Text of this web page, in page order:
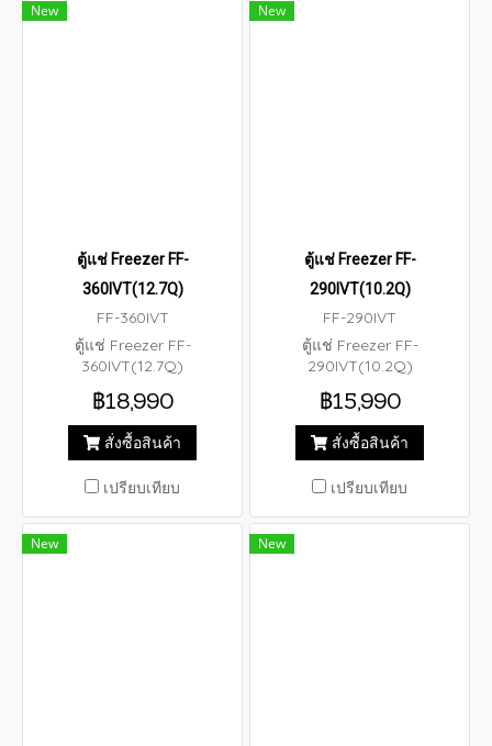
New
ตู้แช่ Freezer FF-
360IVT(12.7Q)
FF-360IVT
ตู้แช่ Freezer FF-
360IVT(12.7Q)
฿18,990
สั่งซื้อสินค้า
เปรียบเทียบ
New
ตู้แช่ Freezer FF-
290IVT(10.2Q)
FF-290IVT
ตู้แช่ Freezer FF-
290IVT(10.2Q)
฿15,990
สั่งซื้อสินค้า
เปรียบเทียบ
New New